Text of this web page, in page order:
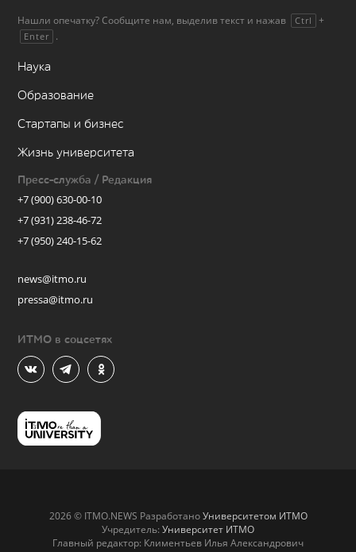
Нашли опечатку? Сообщите нам, выделив текст и нажав Ctrl +
Enter .
Наука
Образование
Стартапы и бизнес
Жизнь университета
Пресс-служба / Редакция
+7 (900) 630-00-10
+7 (931) 238-46-72
+7 (950) 240-15-62
news@itmo.ru
pressa@itmo.ru
ИТМО в соцсетях
2026 © ITMO.NEWS РазработаноУниверситетом ИТМО
Учредитель: Университет ИТМО
Главный редактор: Климентьев Илья Александрович